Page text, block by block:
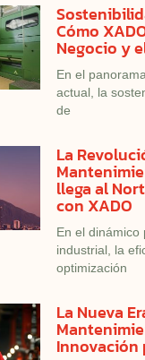
Cómo
Negocio y
En el
actual, la
de
La
llega al
con XADO
En el dinámico
industrial, la
optimización
La Nueva
Innovación